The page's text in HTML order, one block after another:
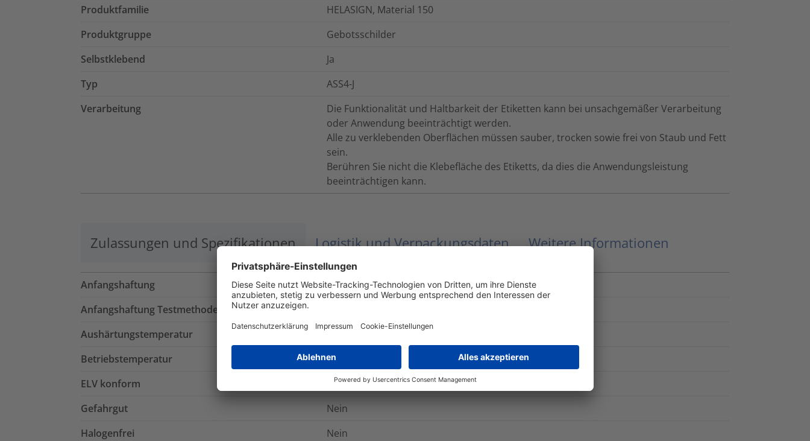
Produktfamilie
HELASIGN, Material 150
Produktgruppe
Gebotsschilder
Selbstklebend
Ja
Typ
ASS4-J
Verarbeitung
Die Funktionalität und Haltbarkeit der Etiketten kann bei unsachgemäßer Verarbeitung
oder Anwendung beeinträchtigt werden.
Alle zu verklebenden Oberflächen müssen sauber, trocken sowie frei von Staub und Fett
sein.
Berühren Sie nicht die Klebefläche des Etiketts, da dies die Anwendungsleistung
beeinträchtigen kann.
Zulassungen und Spezifikationen Logistik und Verpackungsdaten Weitere Informationen
Anfangshaftung 110g/cm²
Anfangshaftung Testmethode
Aushärtungstemperatur
Betriebstemperatur
-40 °C bis +80 °C
ELV konform
Gefahrgut
Nein
Halogenfrei
Nein